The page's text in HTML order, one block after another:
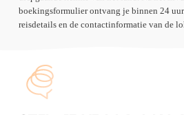
boekingsformulier ontvang je binnen 24
reisdetails en de contactinformatie van de